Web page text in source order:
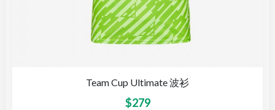
Team Cup Ultimate 波衫
$279